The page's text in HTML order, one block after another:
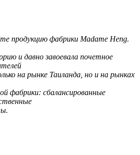
продукцию фабрики Madame Heng.
и давно завоевала почетное
на рынке Таиланда, но и на рынках
фабрики: сбалансированные